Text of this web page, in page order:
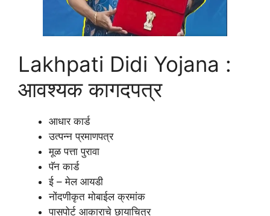
Lakhpati Didi Yojana :
आवश्यक कागदपत्र
आधार कार्ड
उत्पन्न प्रमाणपत्र
मूळ पत्ता पुरावा
पॅन कार्ड
ई – मेल आयडी
नोंदणीकृत मोबाईल क्रमांक
पासपोर्ट आकाराचे छायाचित्र